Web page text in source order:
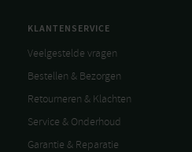
KLANTENSERVICE
Veelgestelde vragen
Bestellen & Bezorgen
Retourneren & Klachten
Service & Onderhoud
Garantie & Reparatie